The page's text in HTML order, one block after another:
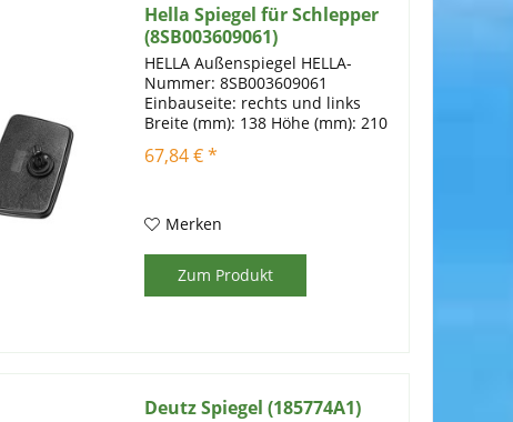
Hella Spiegel für Schlepper
(8SB003609061)
HELLA Außenspiegel HELLA-
Nummer: 8SB003609061
Einbauseite: rechts und links
Breite (mm): 138 Höhe (mm): 210
Montageart: geklemmt für
Spiegelstange-Ø (mm): 10
Prüfzeichen: E1 17098...
67,84 € *
Merken
Zum Produkt
Deutz Spiegel (185774A1)